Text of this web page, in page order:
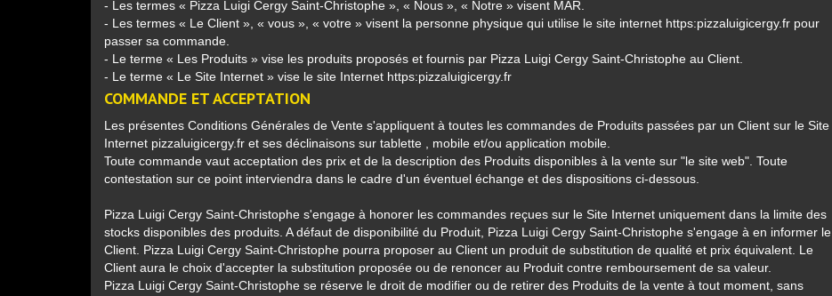
- Les termes « Pizza Luigi Cergy Saint-Christophe », « Nous », « Notre » visent MAR.
- Les termes « Le Client », « vous », « votre » visent la personne physique qui utilise le site internet https:pizzaluigicergy.fr pour
passer sa commande.
- Le terme « Les Produits » vise les produits proposés et fournis par Pizza Luigi Cergy Saint-Christophe au Client.
- Le terme « Le Site Internet » vise le site Internet https:pizzaluigicergy.fr
COMMANDE ET ACCEPTATION
Les présentes Conditions Générales de Vente s'appliquent à toutes les commandes de Produits passées par un Client sur le Site
Internet pizzaluigicergy.fr et ses déclinaisons sur tablette , mobile et/ou application mobile.
Toute commande vaut acceptation des prix et de la description des Produits disponibles à la vente sur "le site web". Toute
contestation sur ce point interviendra dans le cadre d'un éventuel échange et des dispositions ci-dessous.
Pizza Luigi Cergy Saint-Christophe s'engage à honorer les commandes reçues sur le Site Internet uniquement dans la limite des
stocks disponibles des produits. A défaut de disponibilité du Produit, Pizza Luigi Cergy Saint-Christophe s'engage à en informer le
Client. Pizza Luigi Cergy Saint-Christophe pourra proposer au Client un produit de substitution de qualité et prix équivalent. Le
Client aura le choix d'accepter la substitution proposée ou de renoncer au Produit contre remboursement de sa valeur.
Pizza Luigi Cergy Saint-Christophe se réserve le droit de modifier ou de retirer des Produits de la vente à tout moment, sans